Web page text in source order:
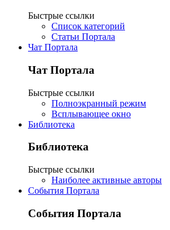
Быстрые ссылки
Список категорий
Статьи Портала
Чат Портала
Чат Портала
Быстрые ссылки
Полноэкранный режим
Всплывающее окно
Библиотека
Библиотека
Быстрые ссылки
Наиболее активные авторы
События Портала
События Портала